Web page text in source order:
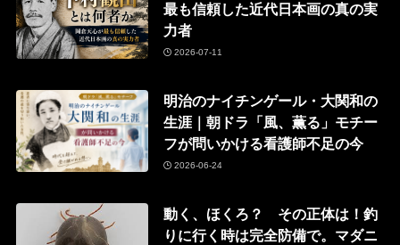
最も信頼した近代日本画の真の実
力者
2026-07-11
明治のナイチンゲール・大関和の
生涯｜朝ドラ「風、薫る」モチー
フが問いかける看護師不足の今
2026-06-24
動く、ほくろ？ その正体は！釣
りに行く時は完全防備で。マダニ